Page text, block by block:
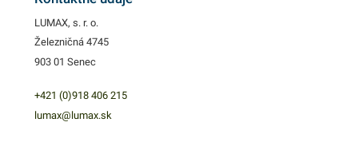
dodá eleganciu pri
LUMAX, s. r. o.
Železničná 4745
903 01 Senec
+421 (0)918 406 215
lumax@lumax.sk